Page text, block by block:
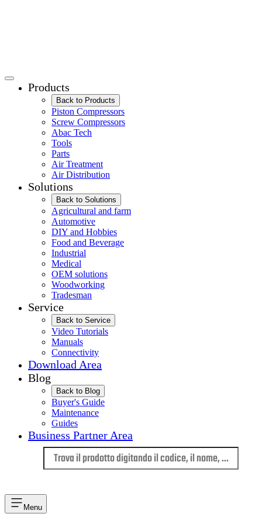
Products
Back to Products
Piston Compressors
Screw Compressors
Abac Tech
Tools
Parts
Air Treatment
Air Distribution
Solutions
Back to Solutions
Agricultural and farm
Automotive
DIY and Hobbies
Food and Beverage
Industrial
Medical
OEM solutions
Woodworking
Tradesman
Service
Back to Service
Video Tutorials
Manuals
Connectivity
Download Area
Blog
Back to Blog
Buyer's Guide
Maintenance
Guides
Business Partner Area
Menu